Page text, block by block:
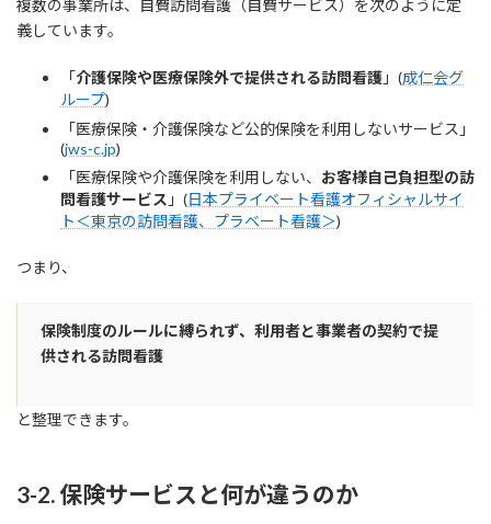
複数の事業所は、自費訪問看護（自費サービス）を次のように定
義しています。
「介護保険や医療保険外で提供される訪問看護 」(成仁会グ
ループ)
「医療保険・介護保険など公的保険を利用しないサービス」
(jws-c.jp)
「医療保険や介護保険を利用しない、 お客様自己負担型の訪
問看護サービス 」(日本プライベート看護オフィシャルサイ
ト＜東京の訪問看護、プラベート看護＞)
つまり、
保険制度のルールに縛られず、利用者と事業者の契約で提
供される訪問看護
と整理できます。
3-2. 保険サービスと何が違うのか